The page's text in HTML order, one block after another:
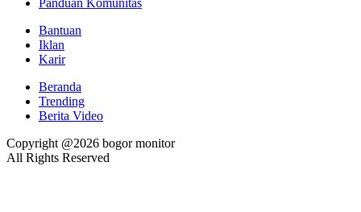
Panduan Komunitas
Bantuan
Iklan
Karir
Beranda
Trending
Berita Video
Copyright @2026 bogor monitor
All Rights Reserved